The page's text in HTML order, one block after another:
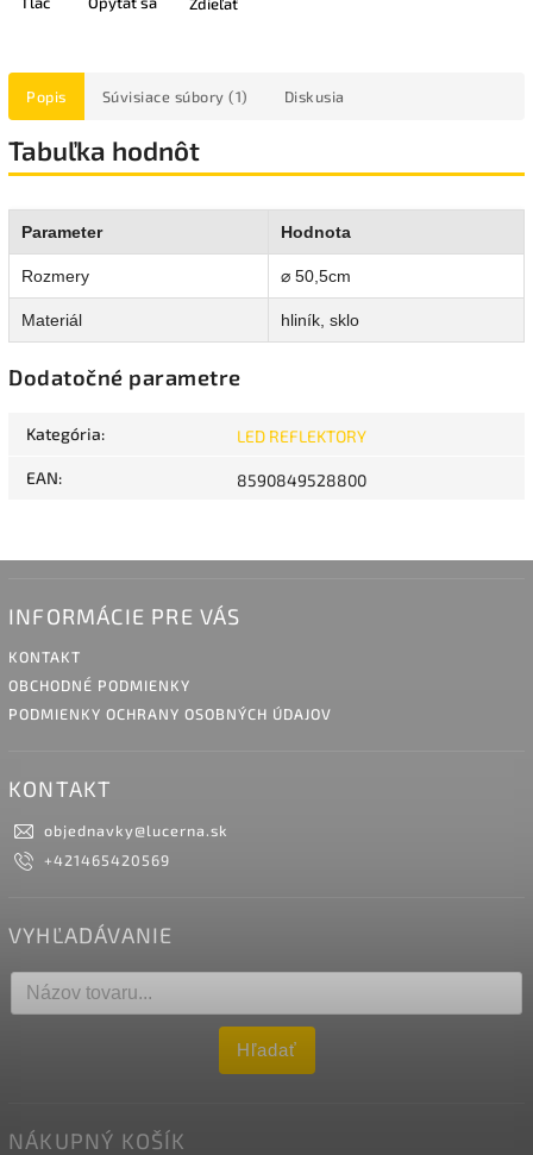
Popis Súvisiace súbory (1) Diskusia
Tabuľka hodnôt
Parameter Hodnota
Rozmery ⌀ 50,5cm
Materiál hliník, sklo
Dodatočné parametre
Kategória: LED REFLEKTORY
EAN: 8590849528800
INFORMÁCIE PRE VÁS
KONTAKT
OBCHODNÉ PODMIENKY
PODMIENKY OCHRANY OSOBNÝCH ÚDAJOV
KONTAKT
objednavky@lucerna.sk
+421465420569
VYHĽADÁVANIE
Hľadať
NÁKUPNÝ KOŠÍK